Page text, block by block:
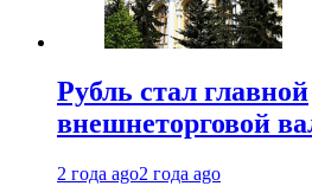
Рубль стал главной
внешнеторговой
2 года ago2 года ago